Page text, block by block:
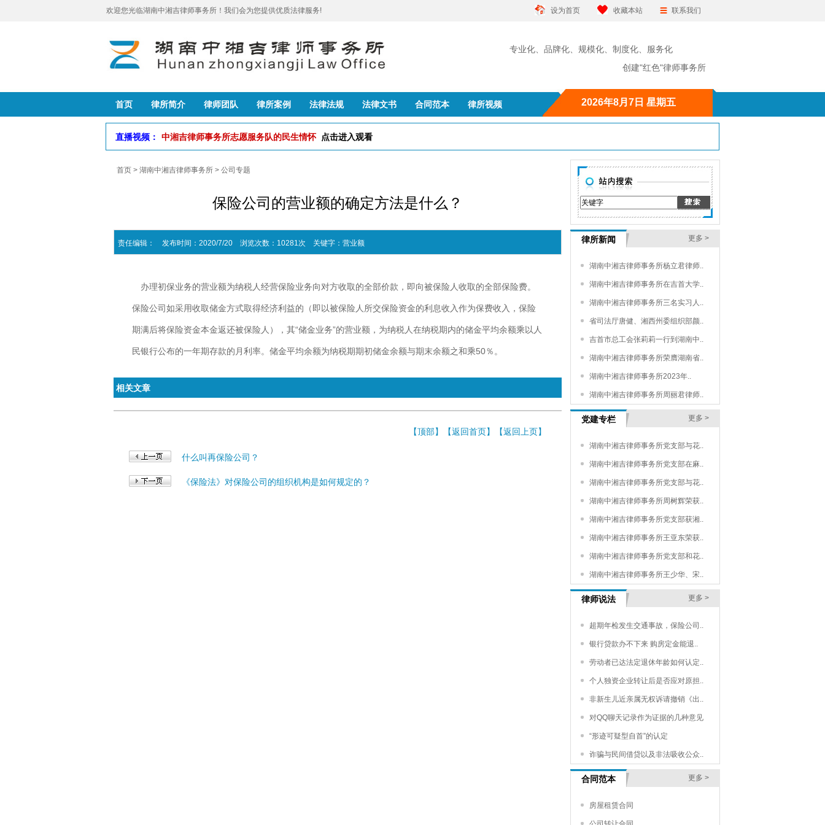
欢迎您光临湖南中湘吉律师事务所！我们会为您提供优质法律服务! 设为首页 收藏本站 联系我们
专业化、品牌化、规模化、制度化、服务化
创建"红色"律师事务所
首页 律所简介 律师团队 律所案例 法律法规 法律文书 合同范本 律所视频 2026年8月7日 星期五
直播视频： 中湘吉律师事务所志愿服务队的民生情怀 点击进入观看
首页 > 湖南中湘吉律师事务所 > 公司专题
保险公司的营业额的确定方法是什么？
责任编辑： 发布时间：2020/7/20 浏览次数：10281次 关键字： 营业额
办理初保业务的营业额为纳税人经营保险业务向对方收取的全部价款，即向被保险人收取的全部保险费。
保险公司如采用收取储金方式取得经济利益的（即以被保险人所交保险资金的利息收入作为保费收入，保险
期满后将保险资金本金返还被保险人），其“储金业务”的营业额，为纳税人在纳税期内的储金平均余额乘以人
民银行公布的一年期存款的月利率。储金平均余额为纳税期期初储金余额与期末余额之和乘50％。
相关文章
【顶部】【返回首页】【返回上页】
什么叫再保险公司？
《保险法》对保险公司的组织机构是如何规定的？
律所新闻 更多 >
湖南中湘吉律师事务所杨立君律师..
湖南中湘吉律师事务所在吉首大学..
湖南中湘吉律师事务所三名实习人..
省司法厅唐健、湘西州委组织部颜..
吉首市总工会张莉莉一行到湖南中..
湖南中湘吉律师事务所荣膺湖南省..
湖南中湘吉律师事务所2023年..
湖南中湘吉律师事务所周丽君律师..
党建专栏 更多 >
湖南中湘吉律师事务所党支部与花..
湖南中湘吉律师事务所党支部在麻..
湖南中湘吉律师事务所党支部与花..
湖南中湘吉律师事务所周树辉荣获..
湖南中湘吉律师事务所党支部获湘..
湖南中湘吉律师事务所王亚东荣获..
湖南中湘吉律师事务所党支部和花..
湖南中湘吉律师事务所王少华、宋..
律师说法 更多 >
超期年检发生交通事故，保险公司..
银行贷款办不下来 购房定金能退..
劳动者已达法定退休年龄如何认定..
个人独资企业转让后是否应对原担..
非新生儿近亲属无权诉请撤销《出..
对QQ聊天记录作为证据的几种意见
“形迹可疑型自首”的认定
诈骗与民间借贷以及非法吸收公众..
合同范本 更多 >
房屋租赁合同